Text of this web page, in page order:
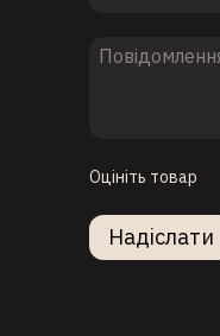
Оцініть товар
Надіслати